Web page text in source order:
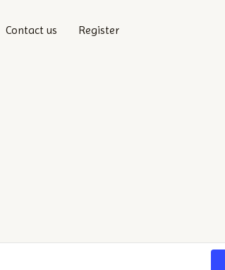
Contact us Register